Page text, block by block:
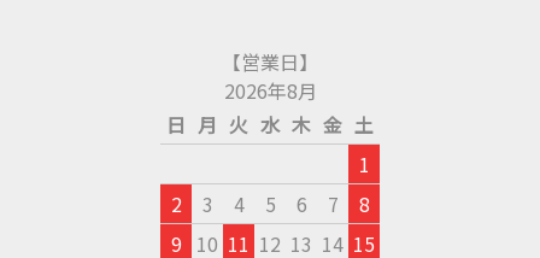
【営業日】
2026年8月
日 月 火 水 木 金 土
1
2
3 4 5 6 7
8
9 10 11 12 13 14 15